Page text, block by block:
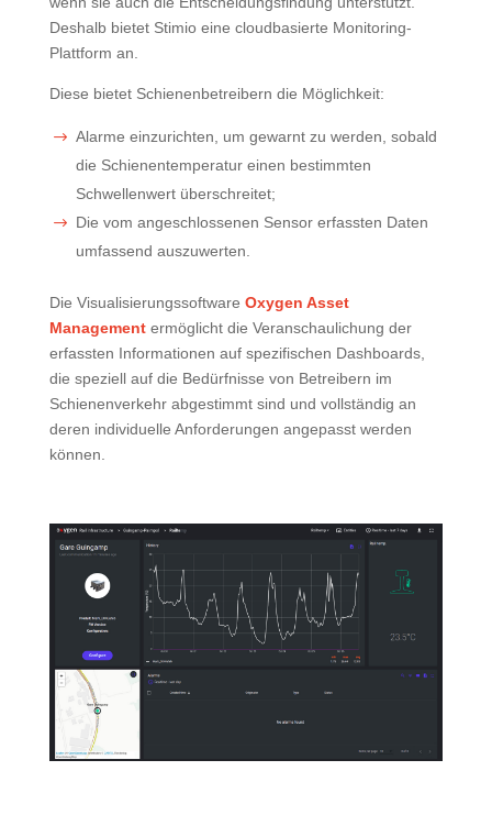
Deshalb bietet Stimio eine cloudbasierte Monitoring-
Plattform an.
Diese bietet Schienenbetreibern die Möglichkeit:
Alarme einzurichten, um gewarnt zu werden, sobald
die Schienentemperatur einen bestimmten
Schwellenwert überschreitet;
Die vom angeschlossenen Sensor erfassten Daten
umfassend auszuwerten.
Die Visualisierungssoftware Oxygen Asset
Management ermöglicht die Veranschaulichung der
erfassten Informationen auf spezifischen Dashboards,
die speziell auf die Bedürfnisse von Betreibern im
Schienenverkehr abgestimmt sind und vollständig an
deren individuelle Anforderungen angepasst werden
können.